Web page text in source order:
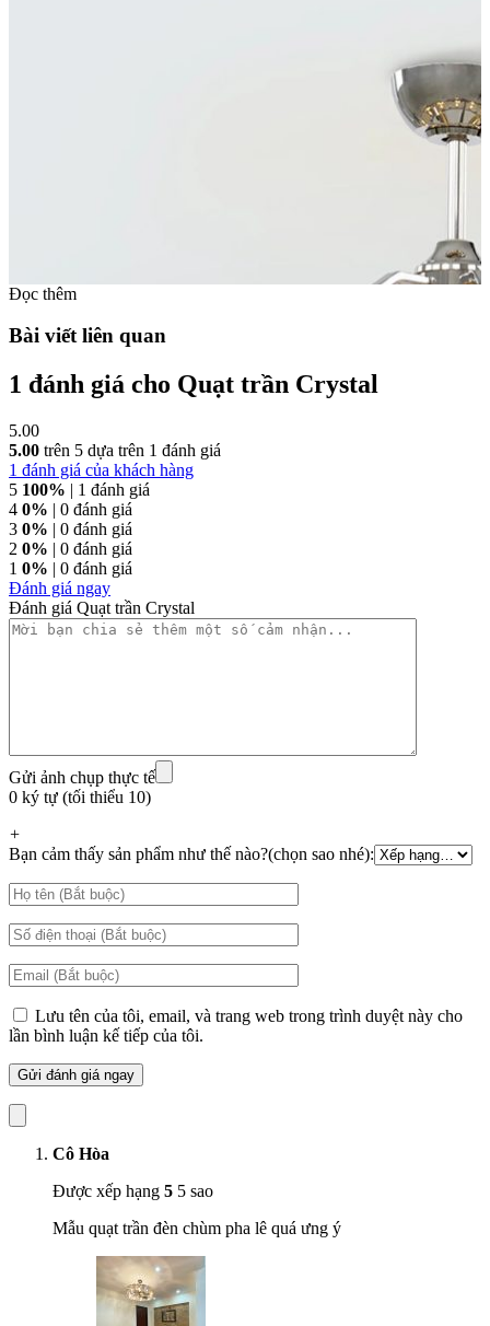
Quạt trần pha lê đẳng cấp Crystal – Sáng bừng không gian sống
Crystal mang đến cảm giác đương đại với cả đèn và quạt. Một tầng
pha lê mặt trong suốt được bổ sung với quạt ba cánh, với sải cánh
28 inch, được hoàn thiện bằng Niken đánh bóng. 221 vòng/phút,
3104 CFM và 30 watt. Có thể điều chỉnh độ sáng bằng điều khiển
từ xa đi kèm.
Đọc thêm
Bài viết liên quan
1 đánh giá cho Quạt trần Crystal
5.00
5.00 trên 5 dựa trên 1 đánh giá
1 đánh giá của khách hàng
5 100% | 1 đánh giá
4 0% | 0 đánh giá
3 0% | 0 đánh giá
2 0% | 0 đánh giá
1 0% | 0 đánh giá
Đánh giá ngay
Đánh giá Quạt trần Crystal
Gửi ảnh chụp thực tế
0 ký tự (tối thiểu 10)
+
Bạn cảm thấy sản phẩm như thế nào?(chọn sao nhé):
Lưu tên của tôi, email, và trang web trong trình duyệt này cho
lần bình luận kế tiếp của tôi.
Cô Hòa
Được xếp hạng 5 5 sao
Mẫu quạt trần đèn chùm pha lê quá ưng ý